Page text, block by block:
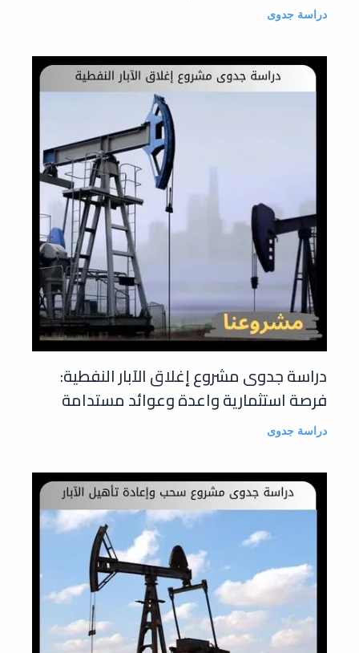
دراسة جدوى
دراسة جدوى مشروع إغلاق الآبار النفطية:
فرصة استثمارية واعدة وعوائد مستدامة
دراسة جدوى